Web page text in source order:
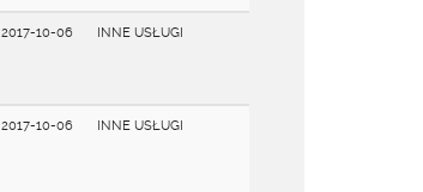
2017-10-06 INNE USŁUGI
2017-10-06 INNE USŁUGI